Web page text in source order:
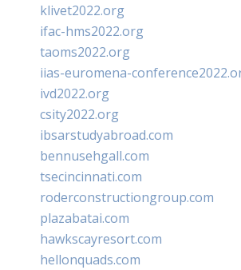
klivet2022.org
ifac-hms2022.org
taoms2022.org
iias-euromena-
ivd2022.org
csity2022.org
ibsarstudyabroad.com
bennusehgall.com
tsecincinnati.com
roderconstructiongroup.com
plazabatai.com
hawkscayresort.com
hellonquads.com